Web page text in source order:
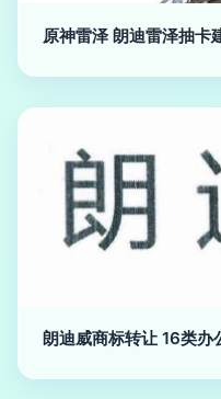
原神雷泽 朗迪雷泽抽卡
朗迪威商标转让 16类办